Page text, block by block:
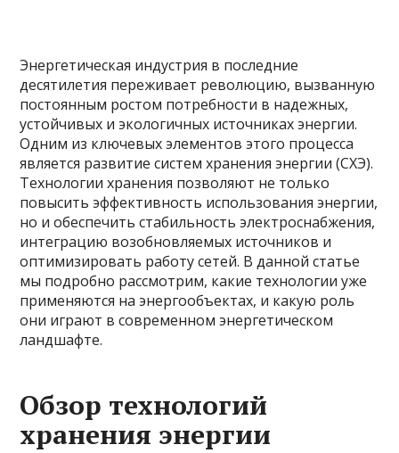
Энергетическая индустрия в последние
десятилетия переживает революцию, вызванную
постоянным ростом потребности в надежных,
устойчивых и экологичных источниках энергии.
Одним из ключевых элементов этого процесса
является развитие систем хранения энергии (СХЭ).
Технологии хранения позволяют не только
повысить эффективность использования энергии,
но и обеспечить стабильность электроснабжения,
интеграцию возобновляемых источников и
оптимизировать работу сетей. В данной статье
мы подробно рассмотрим, какие технологии уже
применяются на энергообъектах, и какую роль
они играют в современном энергетическом
ландшафте.
Обзор технологий
хранения энергии